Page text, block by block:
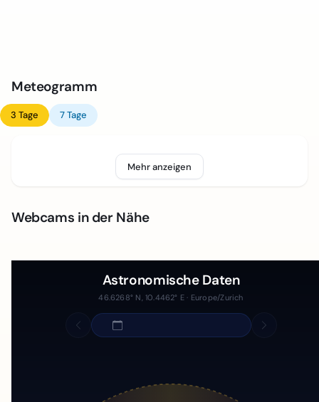
Meteogramm
3 Tage 7 Tage
Mehr anzeigen
Webcams in der Nähe
Astronomische Daten
46.6268° N, 10.4462° E · Europe/Zurich